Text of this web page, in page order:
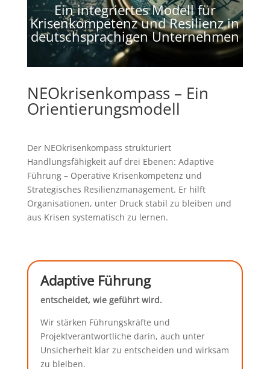
Ein integriertes Modell für
Krisenkompetenz und Resilienz in
deutschsprachigen Unternehmen
NEOkrisenkompass – Ein
Orientierungsmodell
Der NEOkrisenkompass strukturiert
Handlungsfähigkeit auf drei Ebenen: Adaptive
Führung – Operative Krisenkompetenz und
Strategisches Resilienzmanagement. Er hilft
Organisationen, unter Druck stabil zu bleiben und
aus Krisen systematisch zu lernen.
Adaptive Führung
entscheidet, wie geführt wird.
Wir stärken Führungskräfte und
Projektverantwortliche darin, auch unter
Unsicherheit klar zu entscheiden und wirksam
zu bleiben.